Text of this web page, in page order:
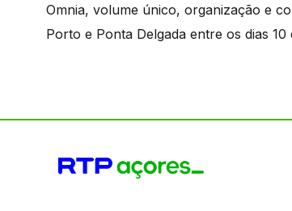
Omnia, volume único, organização e
Porto e Ponta Delgada entre os dias 10